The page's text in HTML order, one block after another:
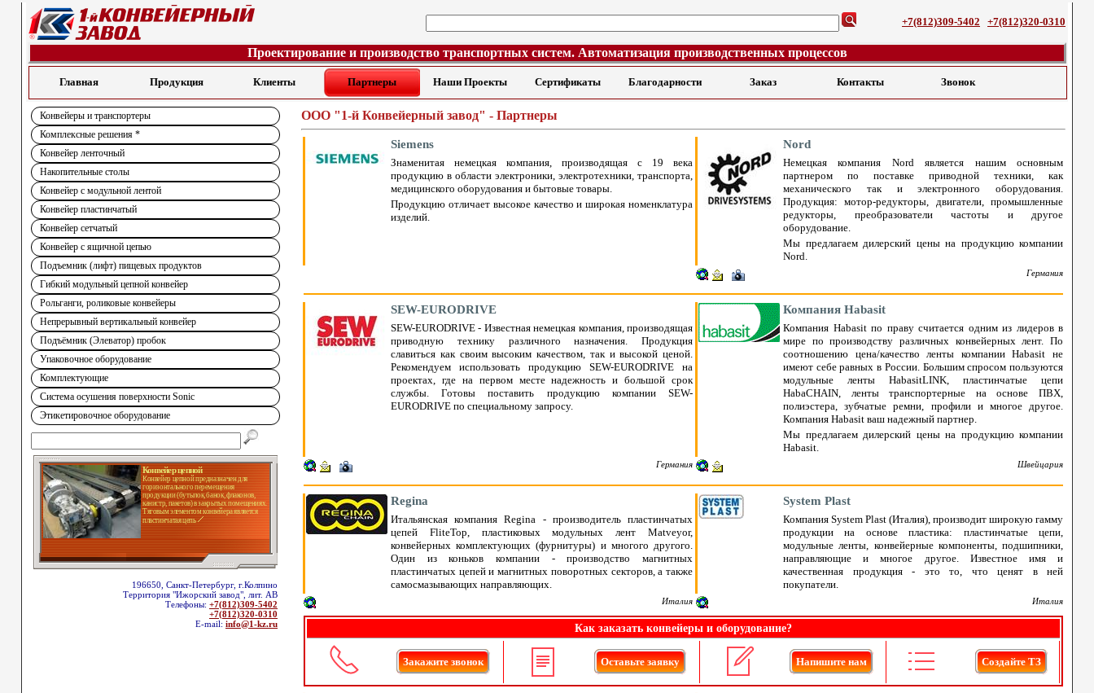
+7(812)309-5402 +7(812)320-0310
Проектирование и производство транспортных систем. Автоматизация производственных процессов
Главная Продукция Клиенты Партнеры Наши Проекты Сертификаты Благодарности Заказ Контакты Звонок
Конвейеры и транспортеры
Комплексные решения *
Конвейер ленточный
Накопительные столы
Конвейер с модульной лентой
Конвейер пластинчатый
Конвейер сетчатый
Конвейер с ящичной цепью
Подъемник (лифт) пищевых продуктов
Гибкий модульный цепной конвейер
Рольганги, роликовые конвейеры
Непрерывный вертикальный конвейер
Подъёмник (Элеватор) пробок
Упаковочное оборудование
Комплектующие
Система осушения поверхности Sonic
Этикетировочное оборудование
Конвейер цепной
Конвейер цепной предназначен для
горизонтального перемещения
продукции (бутылок, банок, флаконов,
канистр, пакетов) в закрытых помещениях.
Тяговым элементом конвейера является
пластинчатая цепь
196650, Санкт-Петербург, г.Колпино
Территория "Ижорский завод", лит. АВ
Телефоны: +7(812)309-5402
+7(812)320-0310
E-mail: info@1-kz.ru
ООО "1-й Конвейерный завод" - Партнеры
Siemens Nord
Знаменитая немецкая компания, производящая с 19 века
продукцию в области электроники, электротехники, транспорта,
медицинского оборудования и бытовые товары.
Продукцию отличает высокое качество и широкая номенклатура
изделий.
Немецкая компания Nord является нашим основным
партнером по поставке приводной техники, как
механического так и электронного оборудования.
Продукция: мотор-редукторы, двигатели, промышленные
редукторы, преобразователи частоты и другое
оборудование.
Мы предлагаем дилерский цены на продукцию компании
Nord.
Германия
SEW-EURODRIVE Компания Habasit
SEW-EURODRIVE - Известная немецкая компания, производящая
приводную технику различного назначения. Продукция
славиться как своим высоким качеством, так и высокой ценой.
Рекомендуем использовать продукцию SEW-EURODRIVE на
проектах, где на первом месте надежность и большой срок
службы. Готовы поставить продукцию компании SEW-
EURODRIVE по специальному запросу.
Компания Habasit по праву считается одним из лидеров в
мире по производству различных конвейерных лент. По
соотношению цена/качество ленты компании Habasit не
имеют себе равных в России. Большим спросом пользуются
модульные ленты HabasitLINK, пластинчатые цепи
HabaCHAIN, ленты транспортерные на основе ПВХ,
полиэстера, зубчатые ремни, профили и многое другое.
Компания Habasit ваш надежный партнер.
Мы предлагаем дилерский цены на продукцию компании
Habasit.
Германия Швейцария
Regina System Plast
Итальянская компания Regina - производитель пластинчатых
цепей FliteTop, пластиковых модульных лент Matveyor,
конвейерных комплектующих (фурнитуры) и многого другого.
Один из коньков компании - производство магнитных
пластинчатых цепей и магнитных поворотных секторов, а также
самосмазывающих направляющих.
Компания System Plast (Италия), производит широкую гамму
продукции на основе пластика: пластинчатые цепи,
модульные ленты, конвейерные компоненты, подшипники,
направляющие и многое другое. Известное имя и
качественная продукция - это то, что ценят в ней
покупатели.
Италия Италия
Как заказать конвейеры и оборудование?
Закажите звонок Оставьте заявку Напишите нам Создайте ТЗ